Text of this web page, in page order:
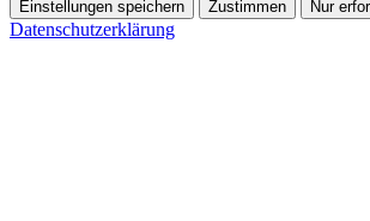
Einstellungen speichern Zustimmen Nur
Datenschutzerklärung